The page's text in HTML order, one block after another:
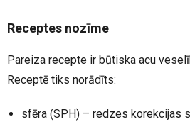
Receptes nozīme
Pareiza recepte ir būtiska acu
Receptē tiks norādīts:
sfēra (SPH) – redzes korekcijas